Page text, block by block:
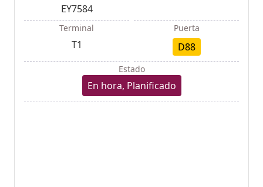
EY7584
Terminal
T1
Puerta
D88
Estado
En hora, Planificado